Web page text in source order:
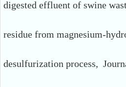
digested effluent of swine
residue from magnesium-
desulfurization process,